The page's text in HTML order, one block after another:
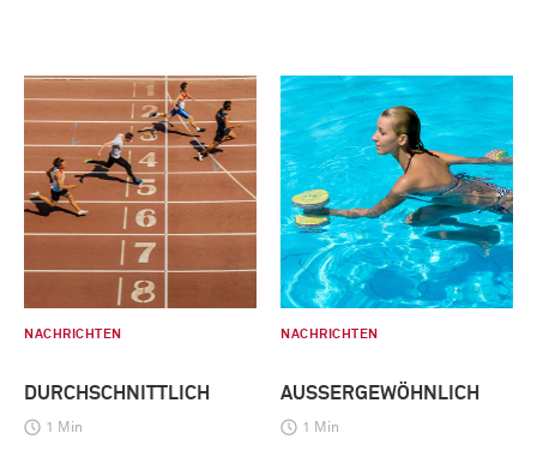
NACHRICHTEN
DURCHSCHNITTLICH
1 Min
NACHRICHTEN
AUSSERGEWÖHNLICH
1 Min